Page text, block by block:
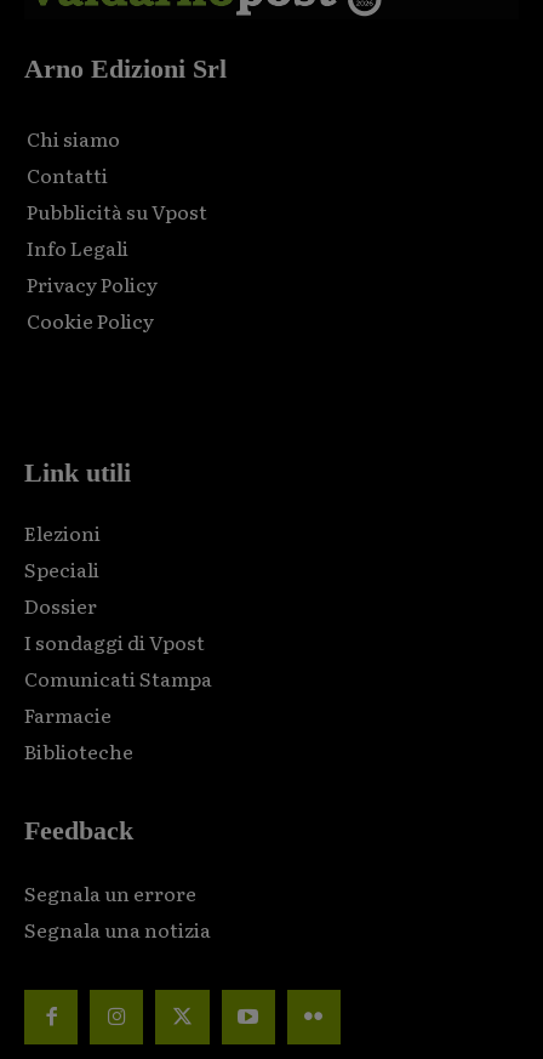
Arno Edizioni Srl
Chi siamo
Contatti
Pubblicità su Vpost
Info Legali
Privacy Policy
Cookie Policy
Link utili
Elezioni
Speciali
Dossier
I sondaggi di Vpost
Comunicati Stampa
Farmacie
Biblioteche
Feedback
Segnala un errore
Segnala una notizia